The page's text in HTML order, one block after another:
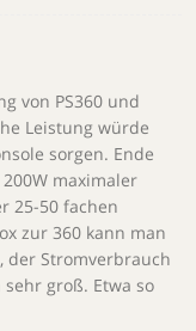
von PS360 und
Leistung würde
sorgen. Ende
maximaler
25-50 fachen
zur 360 kann man
der Stromverbrauch
groß. Etwa so